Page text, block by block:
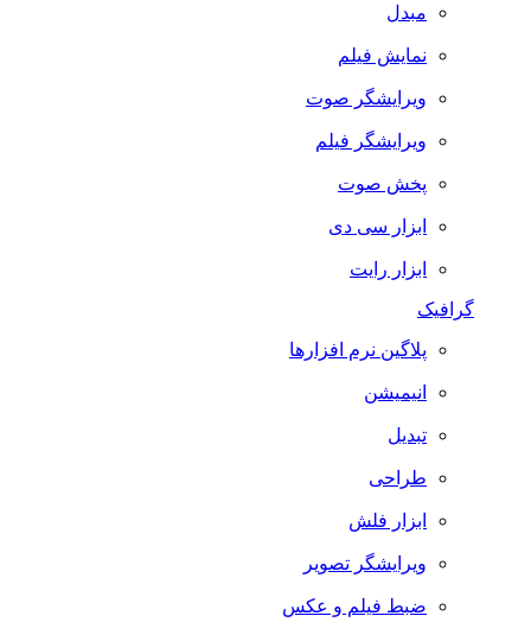
مبدل
نمایش فیلم
ویرایشگر صوت
ویرایشگر فیلم
پخش صوت
ابزار سی دی
ابزار رایت
گرافیک
پلاگین نرم افزارها
انیمیشن
تبدیل
طراحی
ابزار فلش
ویرایشگر تصویر
ضبط فيلم و عكس